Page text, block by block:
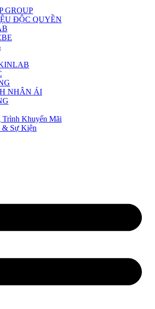
GROUP
ĐỘC QUYỀN
NHÂN ÁI
Trình Khuyến Mãi
& Sự Kiện